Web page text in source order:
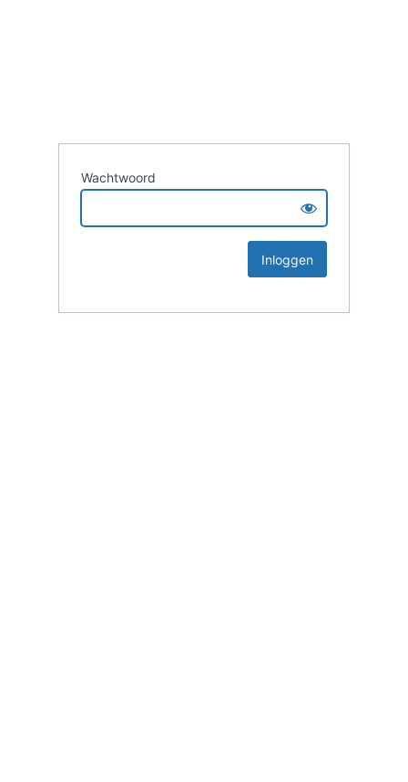
Wachtwoord